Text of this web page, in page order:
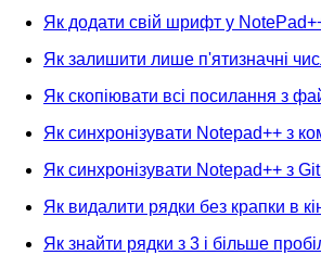
Як додати свій шрифт у
Як залишити лише п'ятизначні
Як скопіювати всі посилання з
Як синхронізувати Notepad++ з
Як синхронізувати Notepad++ з
Як видалити рядки без крапки в
Як знайти рядки з 3 і більше